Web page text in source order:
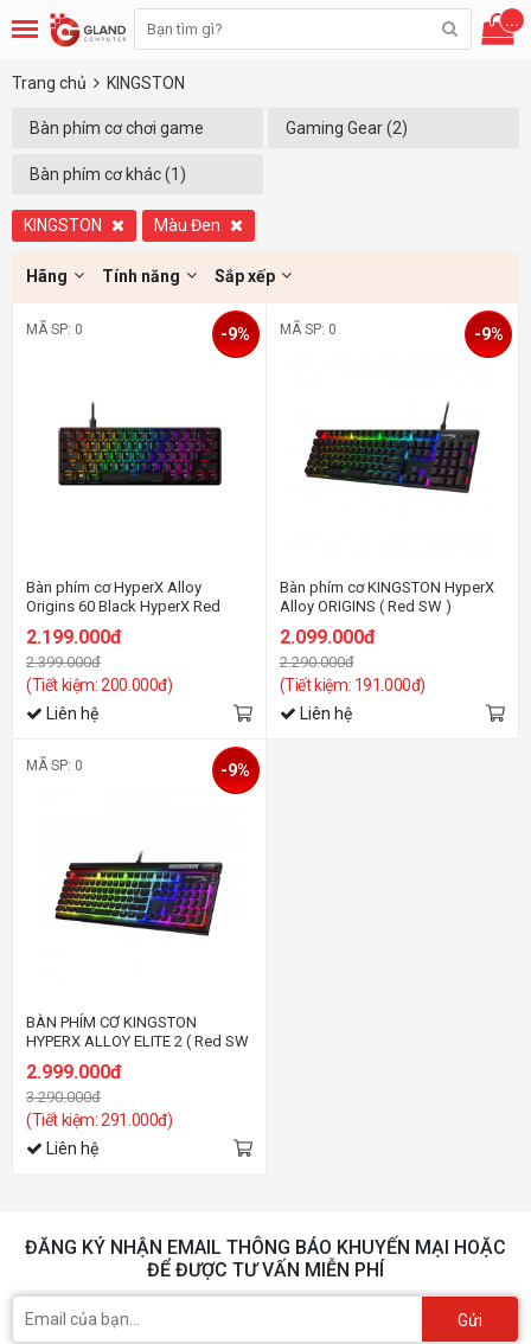
...
Trang chủ KINGSTON
Bàn phím cơ chơi game
(Xóa)
Gaming Gear (2)
Bàn phím cơ khác (1)
KINGSTON Màu Đen
Hãng Tính năng Sắp xếp
MÃ SP: 0
Bàn phím cơ HyperX Alloy
Origins 60 Black HyperX Red
2.199.000đ
2.399.000đ
(Tiết kiệm: 200.000đ)
-9%
Liên hệ
MÃ SP: 0
Bàn phím cơ KINGSTON HyperX
Alloy ORIGINS ( Red SW )
2.099.000đ
2.290.000đ
(Tiết kiệm: 191.000đ)
-9%
Liên hệ
MÃ SP: 0
BÀN PHÍM CƠ KINGSTON
HYPERX ALLOY ELITE 2 ( Red SW
)
2.999.000đ
3.290.000đ
(Tiết kiệm: 291.000đ)
-9%
Liên hệ
ĐĂNG KÝ NHẬN EMAIL THÔNG BÁO KHUYẾN MẠI HOẶC
ĐỂ ĐƯỢC TƯ VẤN MIỄN PHÍ
Gửi